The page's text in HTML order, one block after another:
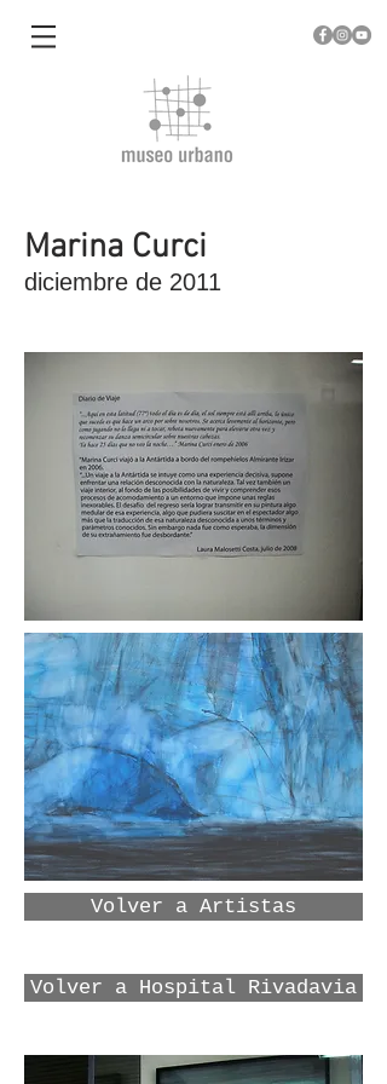
Marina Curci
diciembre de 2011
Volver a Artistas
Volver a Hospital Rivadavia